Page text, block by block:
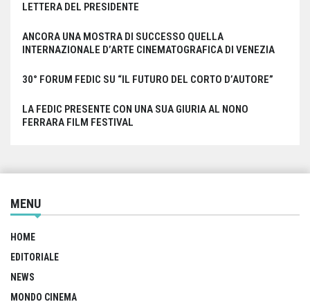
LETTERA DEL PRESIDENTE
ANCORA UNA MOSTRA DI SUCCESSO QUELLA
INTERNAZIONALE D’ARTE CINEMATOGRAFICA DI VENEZIA
30° FORUM FEDIC SU “IL FUTURO DEL CORTO D’AUTORE”
LA FEDIC PRESENTE CON UNA SUA GIURIA AL NONO
FERRARA FILM FESTIVAL
MENU
HOME
EDITORIALE
NEWS
MONDO CINEMA